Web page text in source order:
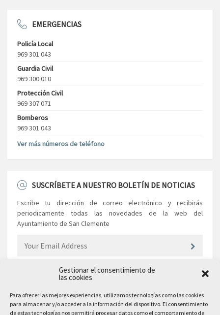
Gestionar el consentimiento de
las cookies
Para ofrecer las mejores experiencias, utilizamos tecnologías como las cookies
para almacenar y/o acceder a la información del dispositivo. El consentimiento
de estas tecnologías nos permitirá procesar datos como el comportamiento de
EMERGENCIAS
Policía Local
969 301 043
Guardia Civil
969 300 010
Protección Civil
969 307 071
Bomberos
969 301 043
Ver más números de teléfono
SUSCRÍBETE A NUESTRO BOLETÍN DE NOTICIAS
Escribe tu dirección de correo electrónico y recibirás
periodicamente todas las novedades de la web del
Ayuntamiento de San Clemente
EL AYUNTAMIENTO
Plaza Mayor, 10